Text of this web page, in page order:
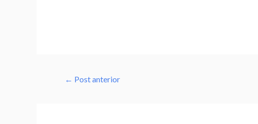
← Post anterior